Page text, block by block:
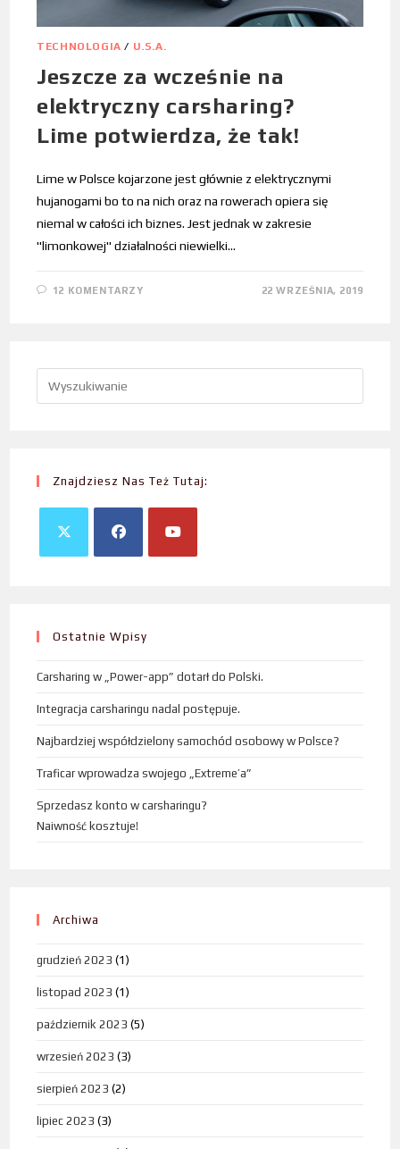
TECHNOLOGIA / U.S.A.
Jeszcze za wcześnie na
elektryczny carsharing?
Lime potwierdza, że tak!
Lime w Polsce kojarzone jest głównie z elektrycznymi
hujanogami bo to na nich oraz na rowerach opiera się
niemal w całości ich biznes. Jest jednak w zakresie
"limonkowej" działalności niewielki…
12 KOMENTARZY 22 WRZEŚNIA, 2019
Znajdziesz Nas Też Tutaj:
Ostatnie Wpisy
Carsharing w „Power-app” dotarł do Polski.
Integracja carsharingu nadal postępuje.
Najbardziej współdzielony samochód osobowy w Polsce?
Traficar wprowadza swojego „Extreme’a”
Sprzedasz konto w carsharingu?
Naiwność kosztuje!
Archiwa
grudzień 2023 (1)
listopad 2023 (1)
październik 2023 (5)
wrzesień 2023 (3)
sierpień 2023 (2)
lipiec 2023 (3)